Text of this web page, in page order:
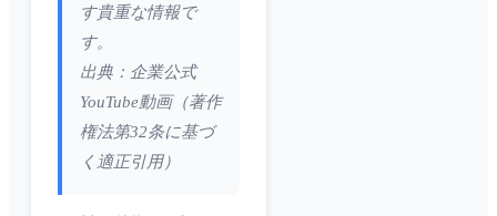
す貴重な情報で
す。
出典：企業公式
YouTube動画（著作
権法第32条に基づ
く適正引用）